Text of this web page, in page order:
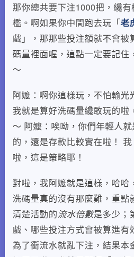
那你總共要下注1000把，纔
檻。啊如果你中間跑去玩「老
戲」，那那些投注額就不會被
碼量裡面喔，這點一定要記住
～
阿嬤：啊你這樣玩，不怕輸光
我就是算好洗碼量纔敢玩的啦
～ 阿嬤：唉呦，你們年輕人
的，還是存款比較實在啦！
啦，這是策略耶！
對啦，我阿嬤就是這樣，哈哈
洗碼量真的沒有那麼難，重點
清楚活動的流水倍數是多少；
戲、哪些投注方式會被算進有
為了衝流水就亂下注，結果本